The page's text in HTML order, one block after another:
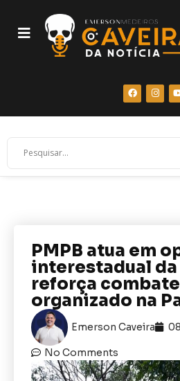
PMPB atua em
interestadual da
reforça
organizado na
Emerson Caveira
No Comments